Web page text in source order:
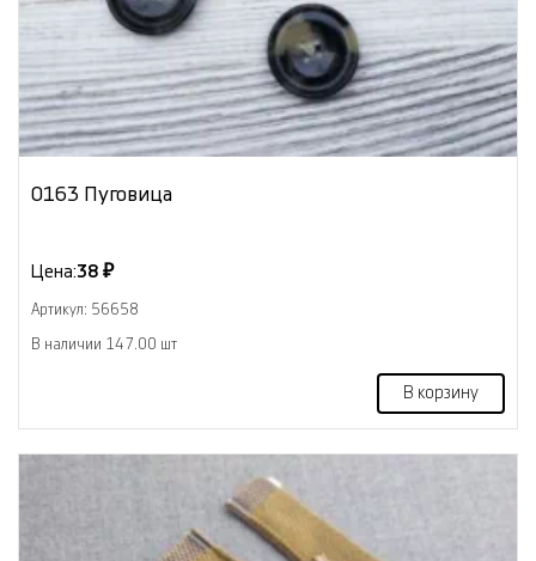
0163 Пуговица
Цена:38 ₽
Артикул: 56658
В наличии 147.00 шт
В корзину